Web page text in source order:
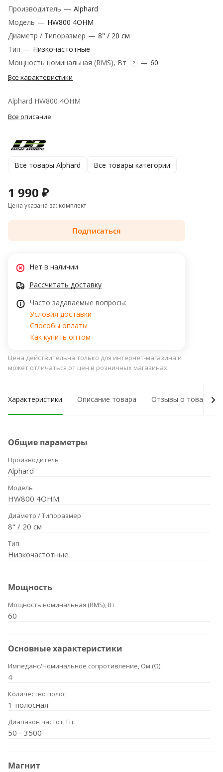
Производитель — Alphard
Модель — HW800 4OHM
Диаметр / Типоразмер — 8" / 20 см
Тип — Низкочастотные
Мощность номинальная (RMS), Вт
? — 60
Все характеристики
Alphard HW800 4OHM
Все описание
Все товары Alphard Все товары категории
1 990 ₽
Цена указана за: комплект
Подписаться
Нет в наличии
Рассчитать доставку
Часто задаваемые вопросы:
Условия доставки
Способы оплаты
Как купить оптом
Цена действительна только для интернет-магазина и
может отличаться от цен в розничных магазинах
Характеристики Описание товара Отзывы о товаре
Общие параметры
Производитель
Alphard
Модель
HW800 4OHM
Диаметр / Типоразмер
8" / 20 см
Тип
Низкочастотные
Мощность
Мощность номинальная (RMS), Вт
60
Основные характеристики
Импеданс/Номинальное сопротивление, Ом (Ω)
4
Количество полос
1-полосная
Диапазон частот, Гц
50 - 3500
Магнит